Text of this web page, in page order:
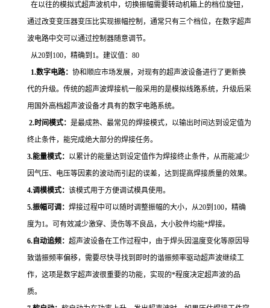
在以往的模拟式超声波机中，切换振幅需要转动机箱上的档位旋钮，
通过改变变压器变压比实现振幅控制，通常只有三个档位，在数字超声
波电路中交可以通过控制器随意调节。
从20到100，精确到1。建议值：80
1.数字电路： 协和顺应市场发展，对现有的超声波设备进行了更新换
代的升级。传统的超声波焊接机一般采用的是模拟线路系统，升级后采
用国外高档超声波设备才具有的数字电路系统。
2.时间模式： 是最成熟、最常见的焊接模式，以输出时间达到设定值为
终止条件，能完成绝大部分的焊接任务。
3.能量模式： 以累计的能量达到设定值作为焊接终止条件，从而能减少
因气压、电压等因素的波动而引起的误差，达到提高焊接质量的效果。
4.调模模式： 该模式用于方便调试模具使用。
5.振幅可调： 焊接过程中可以随时调整振幅的大小，从20到100，精确
度为1。可有效减少激穿、烫伤等不良品，大小胶件均能*焊接。
6. 自动追频： 超声波设备在工作过程中，由于焊头因温度变化等原因导
致谐振频率偏移，需要尽快寻找到即时的谐振频率驱动超声波继续工
作，这项是数字超声波很重要的功能，实现的*程度决定超声波的品
质。